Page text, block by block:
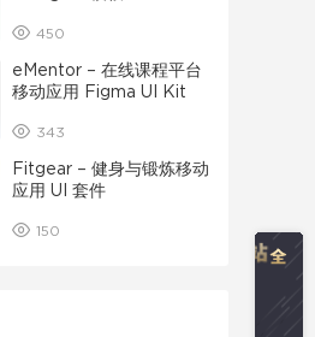
450
eMentor – 在线课程平台
移动应用 Figma UI Kit
343
Fitgear – 健身与锻炼移动
应用 UI 套件
150